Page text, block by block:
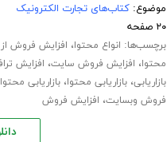
موضوع:کتاب‌های تجارت الکترونیک
۲۰ صفحه
برچسب‌ها: انواع محتوا، افزایش فروش از
محتوا، افزایش فروش سایت، افزایش
بازاریابی،بازاریابی محتوا،بازاریابی محتوا
فروش وبسایت، افزایش فروش